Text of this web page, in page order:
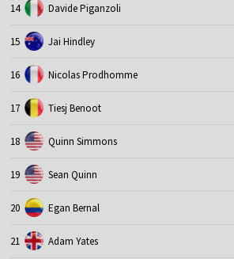
14 Davide Piganzoli
15 Jai Hindley
16 Nicolas Prodhomme
17 Tiesj Benoot
18 Quinn Simmons
19 Sean Quinn
20 Egan Bernal
21 Adam Yates